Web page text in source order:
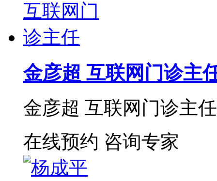
金彦超 互联网门诊主
金彦超 互联网门诊主
在线预约 咨询专家